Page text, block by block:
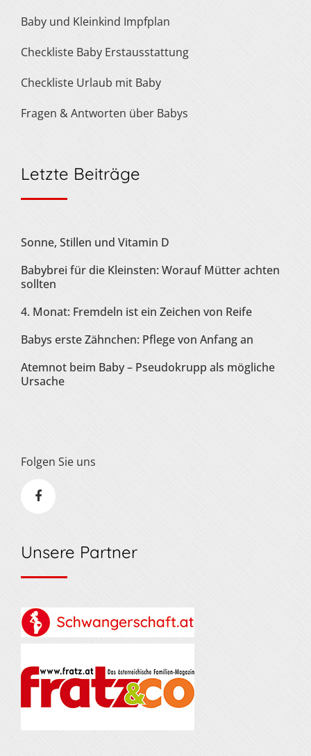
Baby und Kleinkind Impfplan
Checkliste Baby Erstausstattung
Checkliste Urlaub mit Baby
Fragen & Antworten über Babys
Letzte Beiträge
Sonne, Stillen und Vitamin D
Babybrei für die Kleinsten: Worauf Mütter achten
sollten
4. Monat: Fremdeln ist ein Zeichen von Reife
Babys erste Zähnchen: Pflege von Anfang an
Atemnot beim Baby – Pseudokrupp als mögliche
Ursache
Folgen Sie uns
Unsere Partner